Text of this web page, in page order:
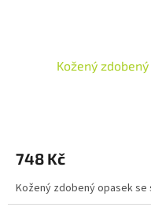
Kožený
748 Kč
Kožený zdobený opasek se